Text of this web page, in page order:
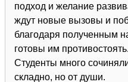
подход и желание
ждут новые вызовы и
благодаря полученным
готовы им противостоять.
Студенты много
складно, но от души.